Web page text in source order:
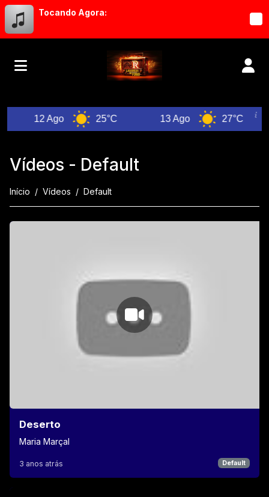
Tocando Agora:
12 Ago 25°C 13 Ago 27°C
Vídeos - Default
Início Vídeos Default
Deserto
Maria Marçal
3 anos atrás Default